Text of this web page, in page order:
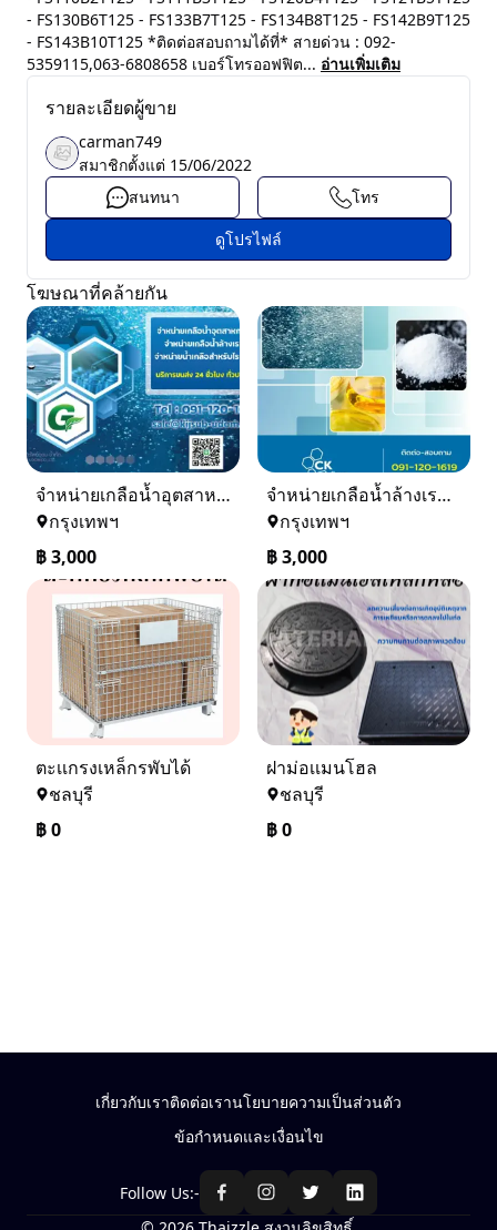
- FS130B6T125 - FS133B7T125 - FS134B8T125 - FS142B9T125
- FS143B10T125 *ติดต่อสอบถามได้ที่* สายด่วน : 092-
5359115,063-6808658 เบอร์โทรออฟฟิต... อ่านเพิ่มเติม
รายละเอียดผู้ขาย
carman749
สมาชิกตั้งแต่ 15/06/2022
สนทนา
โทร
ดูโปรไฟล์
โฆษณาที่คล้ายกัน
จำหน่ายเกลือน้ำอุตสาหกรรม เกลือน้ำล้างเรซิ่น
กรุงเทพฯ
฿3,000
จำหน่ายเกลือน้ำล้างเรซิ่น จำหน่ายเกลือน้ำอุตสาหกรรม
กรุงเทพฯ
฿3,000
ตะเเกรงเหล็กรพับได้
ชลบุรี
฿0
ฝาม่อเเมนโฮล
ชลบุรี
฿0
เกี่ยวกับเราติดต่อเรานโยบายความเป็นส่วนตัว
ข้อกำหนดและเงื่อนไข
Follow Us:-